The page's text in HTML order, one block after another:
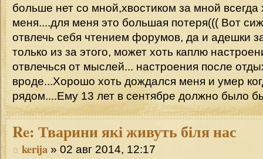
больше нет со мной,хвостиком за мной
меня....для меня это большая потеря((( Вот
отвлечь себя чтением форумов, да и адешки
только из за этого, может хоть каплю
отвлечься от мыслей... настроения после
вроде...Хорошо хоть дождался меня и умер
рядом....Ему 13 лет в сентябре должно было
Re: Тварини які живуть біля нас
kerija » 02 авг 2014, 12:17